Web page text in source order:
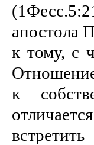
апостола
к тому, с
к